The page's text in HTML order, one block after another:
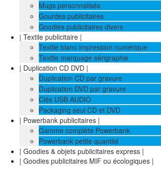
Mugs personnalisés
Gourdes publicitaires
Goodies publicitaires divers
| Textile publicitaire |
Textile blanc impression numérique
Textile marquage sérigraphie
| Duplication CD DVD |
Duplication CD par gravure
Duplication DVD par gravure
Clés USB AUDIO
Packaging seul CD et DVD
| Powerbank publicitaires |
Gamme complète Powerbank
Powerbank petite quantité
| Goodies & objets publicitaires express |
| Goodies publicitaires MIF ou écologiques |